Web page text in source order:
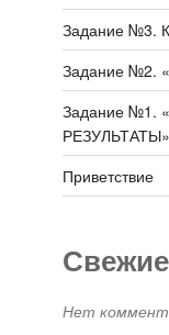
Задание №3.
Задание №2.
Задание
РЕЗУЛЬТАТЫ»
Приветствие
Нет